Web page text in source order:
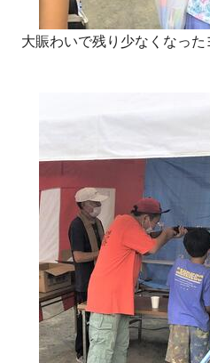
大賑わいで残り少なくなっ